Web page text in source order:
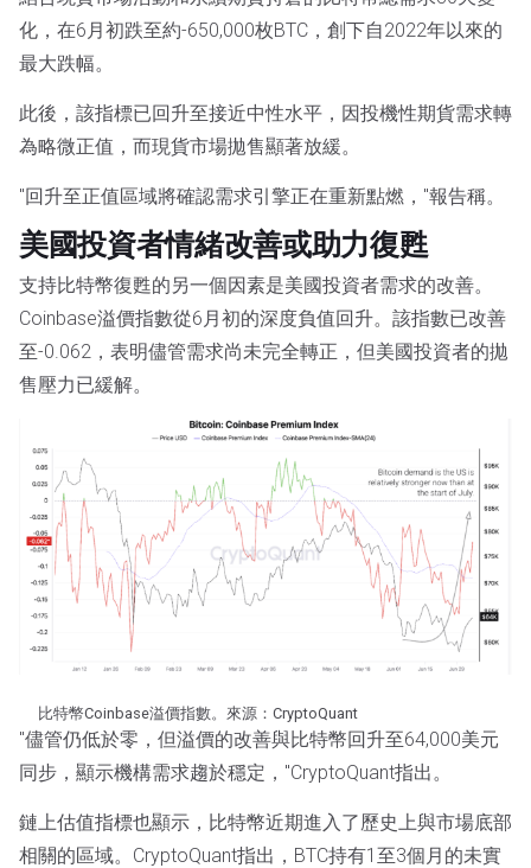
化，在6月初跌至約-650,000枚BTC，創下自2022年以來的
最大跌幅。
此後，該指標已回升至接近中性水平，因投機性期貨需求轉
為略微正值，而現貨市場拋售顯著放緩。
"回升至正值區域將確認需求引擎正在重新點燃，"報告稱。
美國投資者情緒改善或助力復甦
支持比特幣復甦的另一個因素是美國投資者需求的改善。
Coinbase溢價指數從6月初的深度負值回升。該指數已改善
至-0.062，表明儘管需求尚未完全轉正，但美國投資者的拋
售壓力已緩解。
比特幣Coinbase溢價指數。來源：CryptoQuant
"儘管仍低於零，但溢價的改善與比特幣回升至64,000美元
同步，顯示機構需求趨於穩定，"CryptoQuant指出。
鏈上估值指標也顯示，比特幣近期進入了歷史上與市場底部
相關的區域。CryptoQuant指出，BTC持有1至3個月的未實